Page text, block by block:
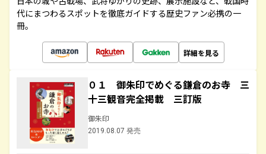
代にまつわるスポットを徹底ガイドする歴史ファン必携の一
冊。
詳細を見る
０１ 御朱印でめぐる鎌倉のお寺 三
十三観音完全掲載 三訂版
御朱印
2019.08.07 発売